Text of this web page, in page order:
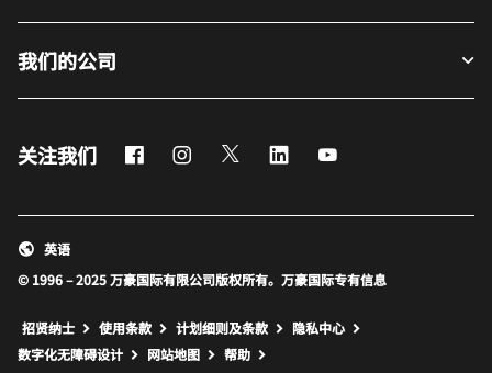
我们的公司
关注我们 FacebookInstagram
Twitter LinkedIn
© 1996 – 2025 万豪国际有限公司版权所有。万豪国际专有信息
英语
招贤纳士 使用条款 计划细则及条款
隐私中心
数字化无障碍设计
网站地图 打开新窗口
帮助